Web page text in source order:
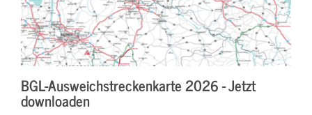
BGL-Ausweichstreckenkarte 2026 - Jetzt
downloaden